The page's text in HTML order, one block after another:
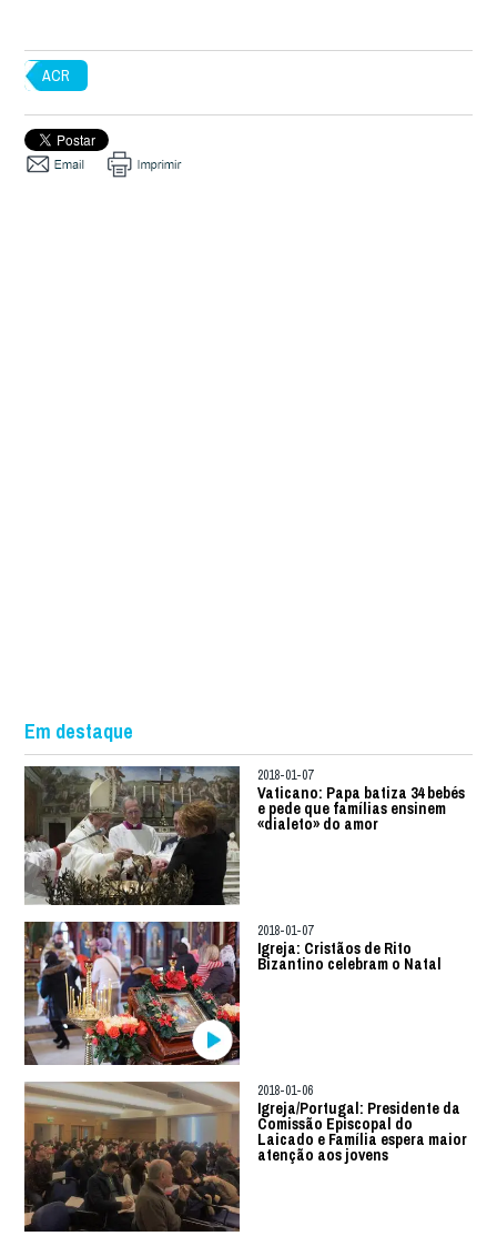
ACR
Em destaque
2018-01-07
Vaticano: Papa batiza 34 bebés
e pede que famílias ensinem
«dialeto» do amor
2018-01-07
Igreja: Cristãos de Rito
Bizantino celebram o Natal
2018-01-06
Igreja/Portugal: Presidente da
Comissão Episcopal do
Laicado e Família espera maior
atenção aos jovens